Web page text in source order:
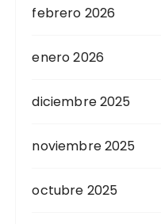
febrero 2026
enero 2026
diciembre 2025
noviembre 2025
octubre 2025